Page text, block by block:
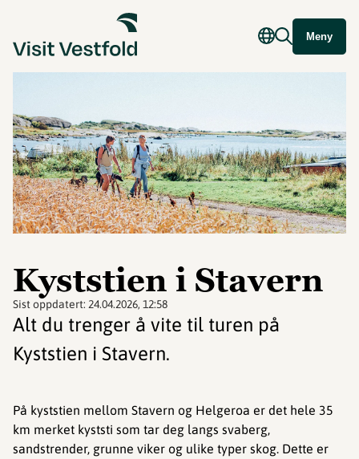
Meny
Kyststien i Stavern
Sist oppdatert: 24.04.2026, 12:58
Alt du trenger å vite til turen på
Kyststien i Stavern.
På kyststien mellom Stavern og Helgeroa er det hele 35
km merket kyststi som tar deg langs svaberg,
sandstrender, grunne viker og ulike typer skog. Dette er